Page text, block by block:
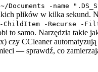
Documents -name
plików w kilka sekund.
ChildItem -Recurse -
to samo. Narzędzia takie
czy CCleaner automatyzują
— sprawdź, co